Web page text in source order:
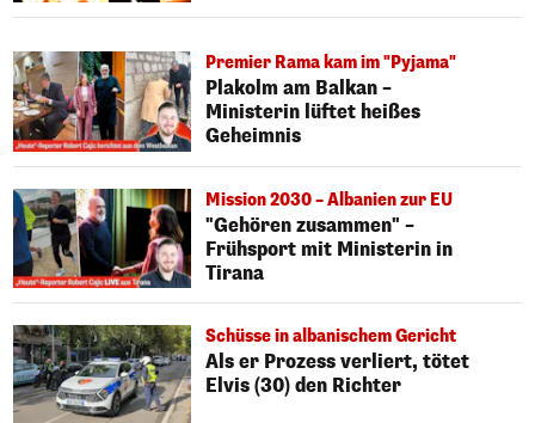
Premier Rama kam im "Pyjama"
Plakolm am Balkan –
Ministerin lüftet heißes
Geheimnis
Mission 2030 – Albanien zur EU
"Gehören zusammen" –
Frühsport mit Ministerin in
Tirana
Schüsse in albanischem Gericht
Als er Prozess verliert, tötet
Elvis (30) den Richter